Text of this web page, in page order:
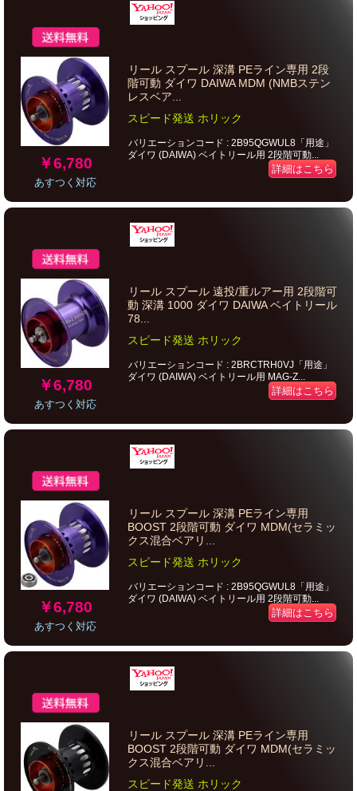
￥6,780
あすつく対応
リール スプール 深溝 PEライン専用 2段
階可動 ダイワ DAIWA MDM (NMBステン
レスベア...
スピード発送 ホリック
バリエーションコード : 2B95QGWUL8「用途」
ダイワ (DAIWA) ベイトリール用 2段階可動...
詳細はこちら
￥6,780
あすつく対応
リール スプール 遠投/重ルアー用 2段階可
動 深溝 1000 ダイワ DAIWA ベイトリール
78...
スピード発送 ホリック
バリエーションコード : 2BRCTRH0VJ「用途」
ダイワ (DAIWA) ベイトリール用 MAG-Z...
詳細はこちら
￥6,780
あすつく対応
リール スプール 深溝 PEライン専用
BOOST 2段階可動 ダイワ MDM(セラミッ
クス混合ベアリ...
スピード発送 ホリック
バリエーションコード : 2B95QGWUL8「用途」
ダイワ (DAIWA) ベイトリール用 2段階可動...
詳細はこちら
リール スプール 深溝 PEライン専用
BOOST 2段階可動 ダイワ MDM(セラミッ
クス混合ベアリ...
スピード発送 ホリック